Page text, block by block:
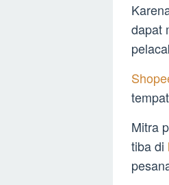
dapat
Mitra
tiba di